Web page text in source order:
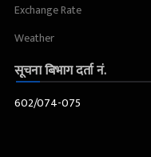
Exchange Rate
Weather
सूचना बिभाग दर्ता नं.
602/074-075